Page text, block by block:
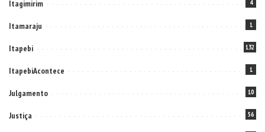
Itagimirim 4
Itamaraju 1
Itapebi 132
ItapebiAcontece 1
Julgamento 10
Justiça 56